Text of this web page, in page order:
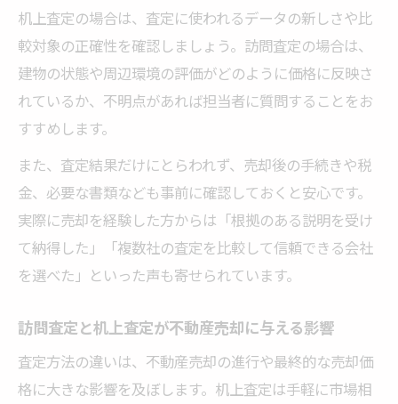
机上査定の場合は、査定に使われるデータの新しさや比
較対象の正確性を確認しましょう。訪問査定の場合は、
建物の状態や周辺環境の評価がどのように価格に反映さ
れているか、不明点があれば担当者に質問することをお
すすめします。
また、査定結果だけにとらわれず、売却後の手続きや税
金、必要な書類なども事前に確認しておくと安心です。
実際に売却を経験した方からは「根拠のある説明を受け
て納得した」「複数社の査定を比較して信頼できる会社
を選べた」といった声も寄せられています。
訪問査定と机上査定が不動産売却に与える影響
査定方法の違いは、不動産売却の進行や最終的な売却価
格に大きな影響を及ぼします。机上査定は手軽に市場相